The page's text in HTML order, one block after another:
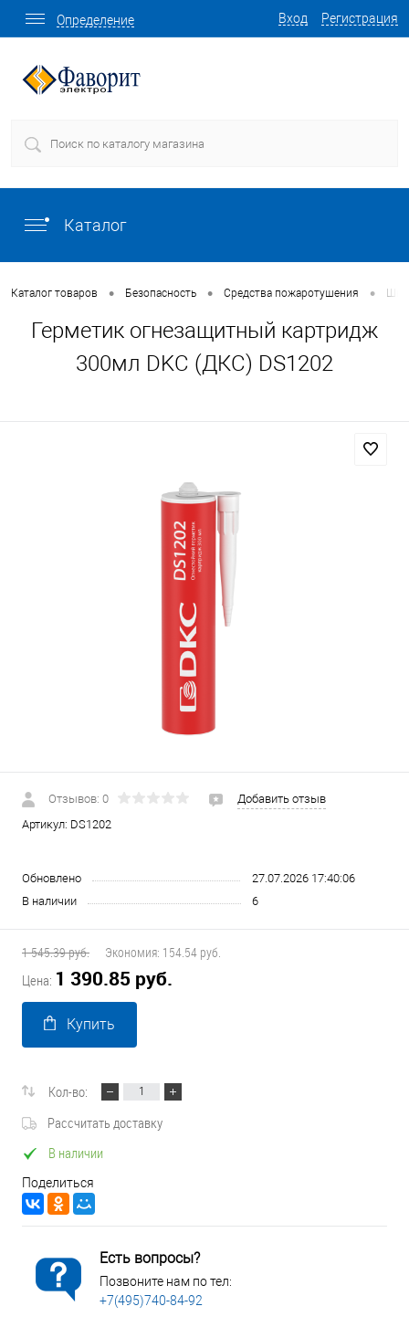
Вход Регистрация
Определение
Каталог
Каталог товаров • Безопасность • Средства пожаротушения •
Герметик огнезащитный картридж
300мл DKC (ДКС) DS1202
Отзывов: 0
Добавить отзыв
Артикул: DS1202
Обновлено
27.07.2026 17:40:06
В наличии
6
1 545.39 руб. Экономия: 154.54 руб.
Цена: 1 390.85 руб.
Купить
Кол-во:
Рассчитать доставку
В наличии
Поделиться
Есть вопросы?
Позвоните нам по тел:
+7(495)740-84-92